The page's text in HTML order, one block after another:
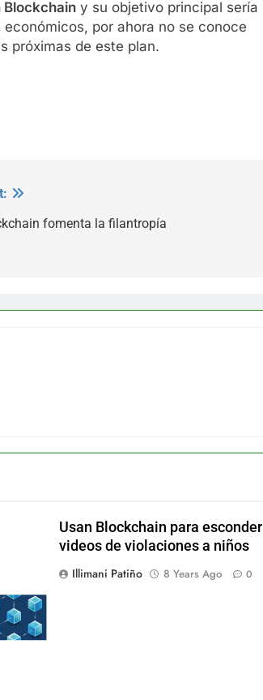
Blockchain y su objetivo principal sería
por ahora no se conoce
próximas de este plan.
fomenta la filantropía
Usan Blockchain para esconder
videos de violaciones a niños
Illimani Patiño
8 Years Ago 0